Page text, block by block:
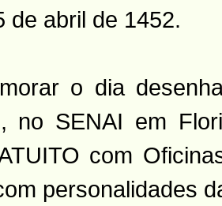
de abril de 1452.
o dia
no SENAI em
com
personalidades